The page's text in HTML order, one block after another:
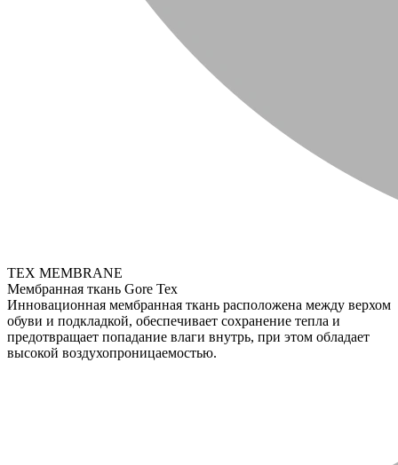
TEX MEMBRANE
Мембранная ткань Gore Tex
Инновационная мембранная ткань расположена между верхом
обуви и подкладкой, обеспечивает сохранение тепла и
предотвращает попадание влаги внутрь, при этом обладает
высокой воздухопроницаемостью.